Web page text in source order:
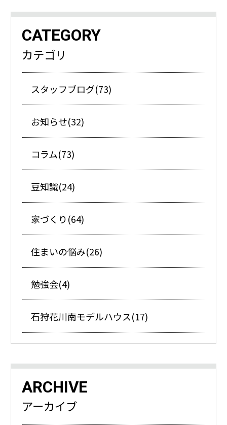
CATEGORY
カテゴリ
スタッフブログ(73)
お知らせ(32)
コラム(73)
豆知識(24)
家づくり(64)
住まいの悩み(26)
勉強会(4)
石狩花川南モデルハウス(17)
ARCHIVE
アーカイブ